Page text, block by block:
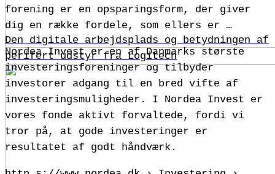
Den digitale arbejdsplads og betydningen af
perifert udstyr fra Logitech
forening er en opsparingsform, der giver
dig en række fordele, som ellers er …
Nordea Invest er en af Danmarks største
investeringsforeninger og tilbyder
investorer adgang til en bred vifte af
investeringsmuligheder. I Nordea Invest er
vores fonde aktivt forvaltede, fordi vi
tror på, at gode investeringer er
resultatet af godt håndværk.